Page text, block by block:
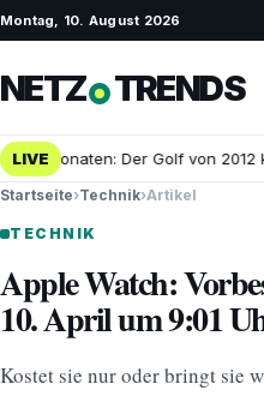
Montag, 10. August 2026
NETZ TRENDS
LIVE
25 Monaten: Der Golf von 2012
Startseite›Technik›Artikel
TECHNIK
Apple Watch:
10. April um 9:01
Kostet sie nur oder bringt sie